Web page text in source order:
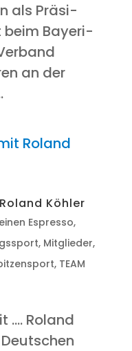
als Prä­si­
beim Baye­ri­
an der
Köhler
Espresso,
, Mitglieder,
, TEAM
…. Roland